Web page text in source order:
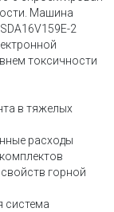
Машина
2
токсичности
в тяжелых
расходы
горной
система